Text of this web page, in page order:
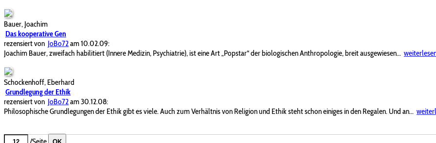
Bauer, Joachim
Das kooperative Gen
rezensiert von JoBo72am 10.02.09:
Joachim Bauer, zweifach habilitiert (Innere Medizin, Psychiatrie), ist eine Art „Popstar“ der biologischen Anthropologie, breit ausgewiesen...
Schockenhoff, Eberhard
Grundlegung der Ethik
rezensiert von JoBo72am 30.12.08:
Philosophische Grundlegungen der Ethik gibt es viele. Auch zum Verhältnis von Religion und Ethik steht schon einiges in den Regalen. Und an...
/Seite